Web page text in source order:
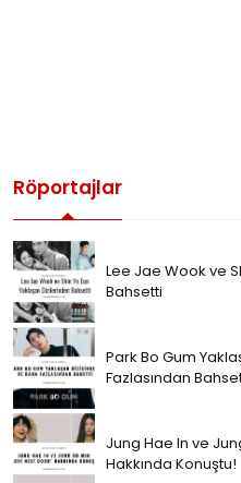
Röportajlar
Lee Jae Wook ve
Bahsetti
Park Bo Gum
Fazlasından
Jung Hae In ve
Hakkında Konuştu!